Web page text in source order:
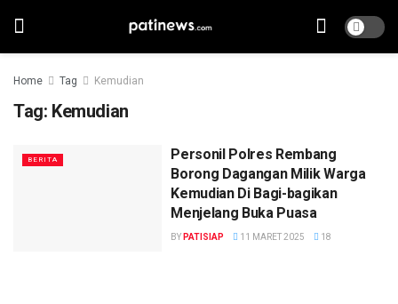
Home Tag Kemudian
Tag: Kemudian
BERITA
Personil Polres Rembang
Borong Dagangan Milik Warga
Kemudian Di Bagi-bagikan
Menjelang Buka Puasa
BY PATISIAP 11 MARET 2025 18